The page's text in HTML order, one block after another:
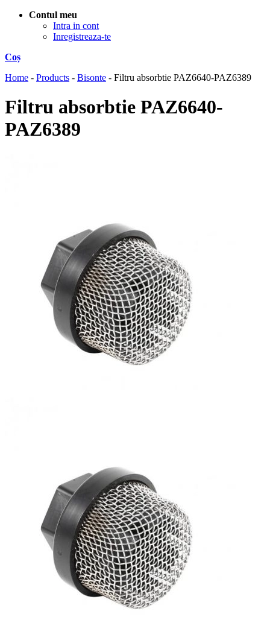
Contul meu
Intra in cont
Inregistreaza-te
Coș
Home - Products - Bisonte - Filtru absorbtie PAZ6640-PAZ6389
Filtru absorbtie PAZ6640-
PAZ6389